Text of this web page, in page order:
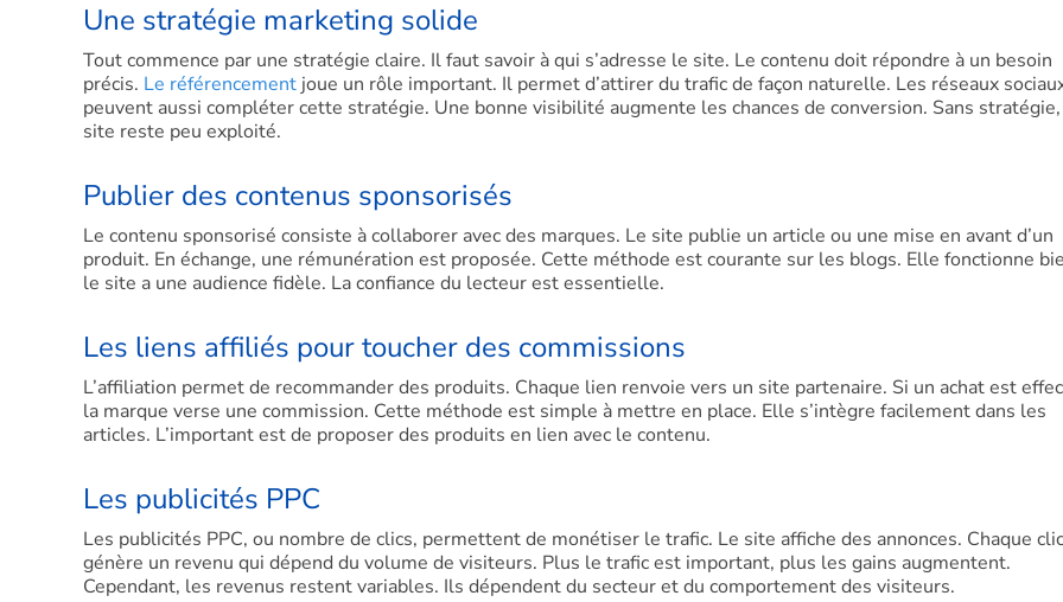
Une stratégie marketing solide
Tout commence par une stratégie claire. Il faut savoir à qui s’adresse le site. Le contenu doit répondre à un besoin
précis. Le référencement joue un rôle important. Il permet d’attirer du trafic de façon naturelle. Les réseaux
peuvent aussi compléter cette stratégie. Une bonne visibilité augmente les chances de conversion. Sans
site reste peu exploité.
Publier des contenus sponsorisés
Le contenu sponsorisé consiste à collaborer avec des marques. Le site publie un article ou une mise en avant d’un
produit. En échange, une rémunération est proposée. Cette méthode est courante sur les blogs. Elle fonctionne
le site a une audience fidèle. La confiance du lecteur est essentielle.
Les liens affiliés pour toucher des commissions
L’affiliation permet de recommander des produits. Chaque lien renvoie vers un site partenaire. Si un achat est
la marque verse une commission. Cette méthode est simple à mettre en place. Elle s’intègre facilement dans les
articles. L’important est de proposer des produits en lien avec le contenu.
Les publicités PPC
Les publicités PPC, ou nombre de clics, permettent de monétiser le trafic. Le site affiche des annonces. Chaque clic
génère un revenu qui dépend du volume de visiteurs. Plus le trafic est important, plus les gains augmentent.
Cependant, les revenus restent variables. Ils dépendent du secteur et du comportement des visiteurs.